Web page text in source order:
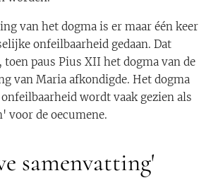
van het dogma is er maar één keer
onfeilbaarheid gedaan. Dat
toen paus Pius XII het dogma van de
van Maria afkondigde. Het dogma
wordt vaak gezien als
voor de oecumene.
samenvatting'